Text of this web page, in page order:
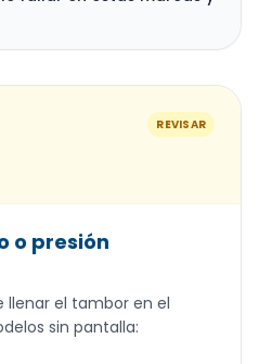
REVISAR
o presión
llenar el tambor en el
sin pantalla: